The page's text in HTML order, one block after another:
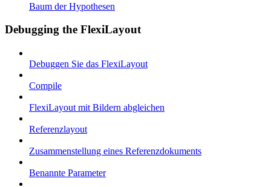
Baum der Hypothesen
Debugging the FlexiLayout
Debuggen Sie das FlexiLayout
Compile
FlexiLayout mit Bildern abgleichen
Referenzlayout
Zusammenstellung eines Referenzdokuments
Benannte Parameter